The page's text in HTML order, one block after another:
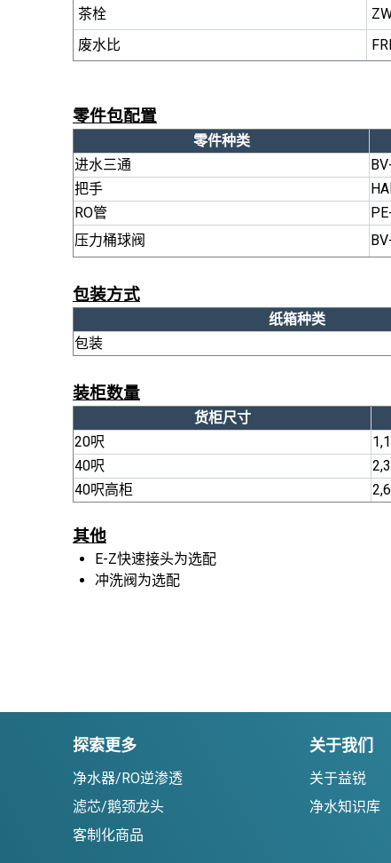
茶栓
废水比
零件包配置
零件种类
进水三通
把手
RO管
压力桶球阀
包装方式
纸箱种类
包装
装柜数量
货柜尺寸
20呎
40呎
40呎高柜
其他
E-Z快速接头为选配
冲洗阀为选配
探索更多
净水器/RO逆渗透
滤芯/鹅颈龙头
客制化商品
关于我们
关于益锐
净水知识库